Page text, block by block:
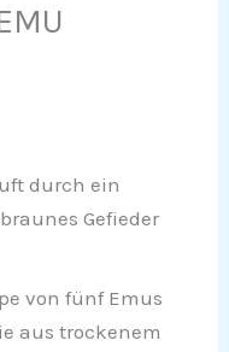
durch ein
Gefieder
von fünf Emus
aus trockenem